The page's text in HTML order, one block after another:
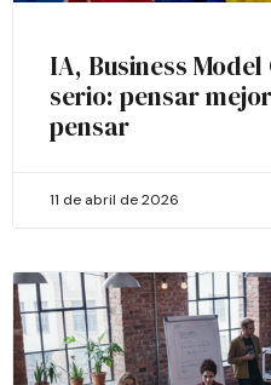
IA, Business
serio: pensar
pensar
11 de abril de 2026